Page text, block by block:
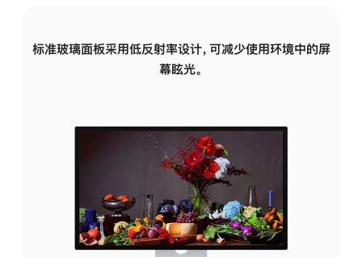
标准玻璃面板采用低反射率设计，可减少使用环境中的屏
幕眩光。